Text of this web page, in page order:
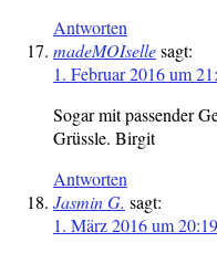
Antworten
madeMOIsellesagt:
1. Februar 2016 um
Sogar mit passender
Grüssle. Birgit
Antworten
Jasmin G. sagt:
1. März 2016 um